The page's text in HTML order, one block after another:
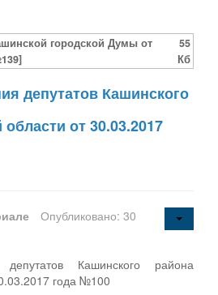
городской Думы от
55
Кб
депутатов Кашинского
от 30.03.2017
Опубликовано: 30
Кашинского района
года №100